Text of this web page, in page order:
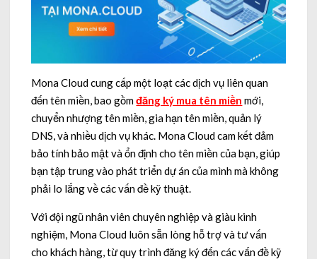
Mona Cloud cung cấp một loạt các dịch vụ liên quan
đến tên miền, bao gồmđăng ký mua tên miền mới,
chuyển nhượng tên miền, gia hạn tên miền, quản lý
DNS, và nhiều dịch vụ khác. Mona Cloud cam kết đảm
bảo tính bảo mật và ổn định cho tên miền của bạn, giúp
bạn tập trung vào phát triển dự án của mình mà không
phải lo lắng về các vấn đề kỹ thuật.
Với đội ngũ nhân viên chuyên nghiệp và giàu kinh
nghiệm, Mona Cloud luôn sẵn lòng hỗ trợ và tư vấn
cho khách hàng, từ quy trình đăng ký đến các vấn đề kỹ